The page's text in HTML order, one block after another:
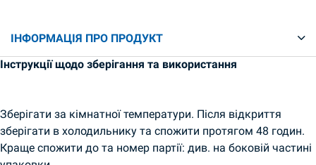
ІНФОРМАЦІЯ ПРО ПРОДУКТ
Інструкції щодо зберігання та використання
Зберігати за кімнатної температури. Після відкриття
зберігати в холодильнику та спожити протягом 48 годин.
Краще спожити до та номер партії: див. на боковій частині